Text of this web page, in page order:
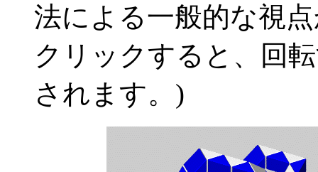
法による一般的な視
クリックすると、回
されます。)